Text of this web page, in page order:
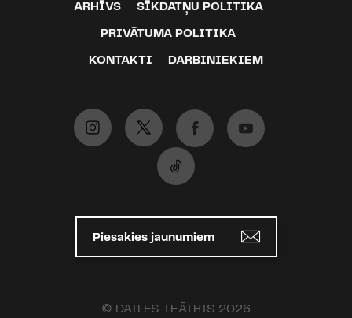
ARHĪVS SĪKDATŅU POLITIKA
PRIVĀTUMA POLITIKA
KONTAKTI DARBINIEKIEM
Piesakies jaunumiem
© DAILES TEĀTRIS 2026